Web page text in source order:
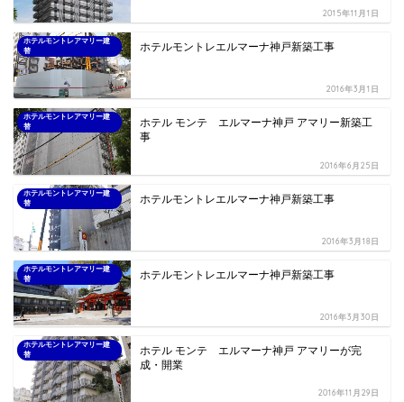
2015年11月1日
ホテルモントレアマリー建
替
ホテルモントレエルマーナ神戸新築工事
2016年3月1日
ホテルモントレアマリー建
替
ホテル モンテ エルマーナ神戸 アマリー新築工
事
2016年6月25日
ホテルモントレアマリー建
替
ホテルモントレエルマーナ神戸新築工事
2016年3月18日
ホテルモントレアマリー建
替
ホテルモントレエルマーナ神戸新築工事
2016年3月30日
ホテルモントレアマリー建
替
ホテル モンテ エルマーナ神戸 アマリーが完
成・開業
2016年11月29日